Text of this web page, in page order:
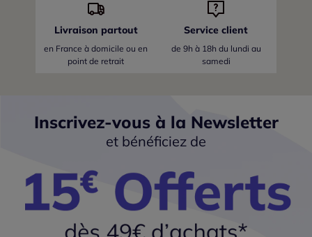
Livraison partout
en France à domicile ou en
point de retrait
Service client
de 9h à 18h du lundi au
samedi
Inscrivez-vous à la Newsletter
et bénéficiez de